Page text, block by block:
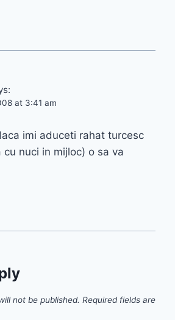
at 3:41 am
imi aduceti rahat turcesc
nuci in mijloc) o sa va
not be published. Required fields are